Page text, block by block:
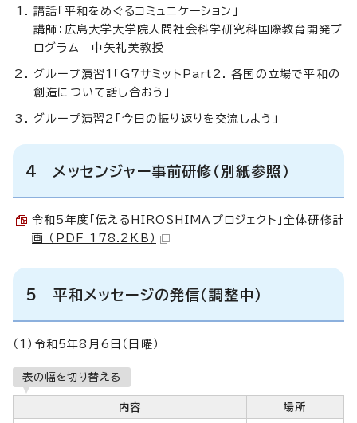
講話「平和をめぐるコミュニケーション」
講師：広島大学大学院人間社会科学研究科国際教育開発プ
ログラム 中矢礼美教授
グループ演習1「G7サミットPart2. 各国の立場で平和の
創造について話し合おう」
グループ演習2「今日の振り返りを交流しよう」
4 メッセンジャー事前研修（別紙参照）
令和5年度「伝えるHIROSHIMAプロジェクト」全体研修計
画 （PDF 178.2KB）
5 平和メッセージの発信（調整中）
（1）令和5年8月6日（日曜）
表の幅を切り替える
内容 場所